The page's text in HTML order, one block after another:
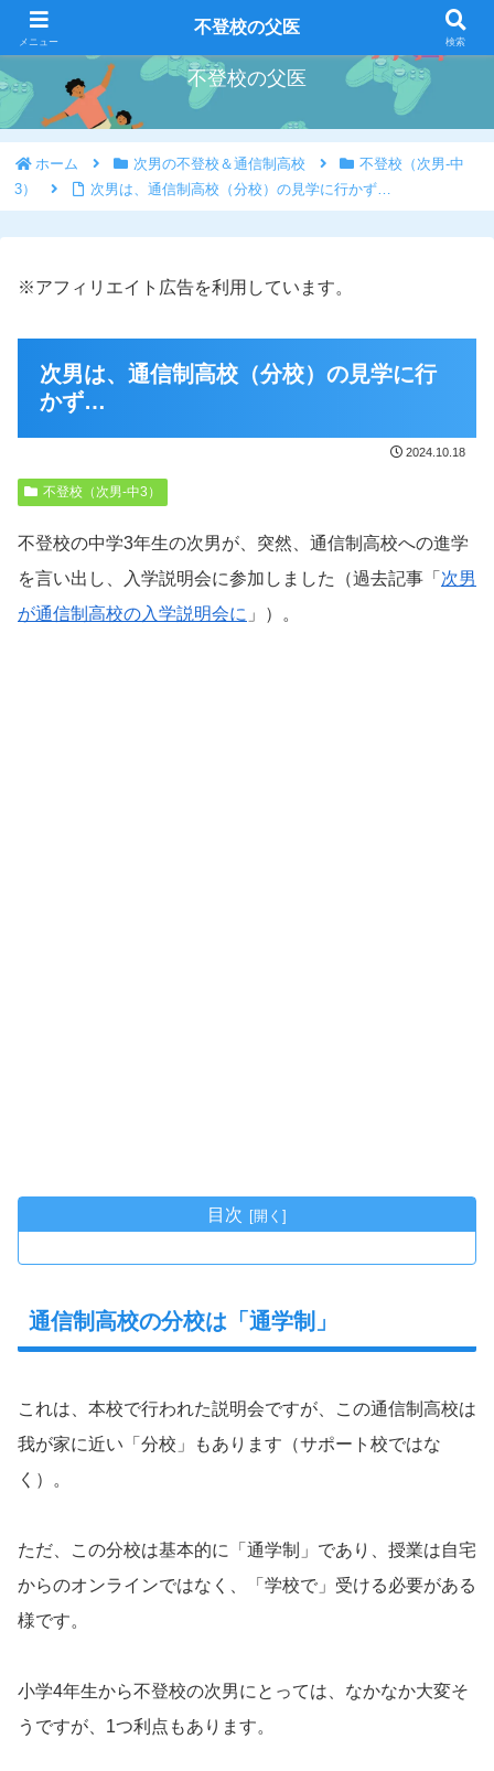
好きな事を好きな時にやろう
不登校の父医
ホーム 次男の不登校＆通信制高校
不登校（次男-中
3）
次男は、通信制高校（分校）の見学に行かず…
※アフィリエイト広告を利用しています。
次男は、通信制高校（分校）の見学に行
かず…
2024.10.18
不登校（次男-中3）
不登校の中学3年生の次男が、突然、通信制高校への進学
を言い出し、入学説明会に参加しました（過去記事「 次男
が通信制高校の入学説明会に 」）。
目次
通信制高校の分校は「通学制」
これは、本校で行われた説明会ですが、この通信制高校は
我が家に近い「分校」もあります（サポート校ではな
く）。
ただ、この分校は基本的に「通学制」であり、授業は自宅
からのオンラインではなく、「学校で」受ける必要がある
様です。
小学4年生から不登校の次男にとっては、なかなか大変そ
うですが、1つ利点もあります。
メニュー
不登校の父医
検索